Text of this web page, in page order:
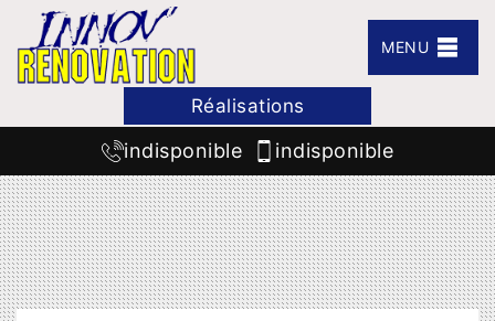
MENU
Réalisations
indisponible indisponible